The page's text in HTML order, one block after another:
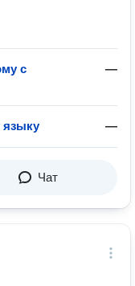
с
—
языку —
Чат